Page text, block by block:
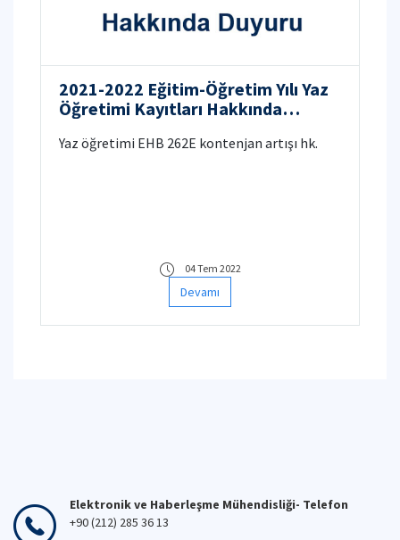
2021-2022 Eğitim-Öğretim Yılı Yaz
Öğretimi Kayıtları Hakkında
Yaz öğretimi EHB 262E kontenjan artışı hk.
04 Tem 2022
Devamı
Elektronik ve Haberleşme Mühendisliği- Telefon
+90 (212) 285 36 13